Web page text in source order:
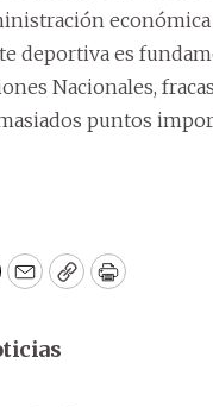
económica
deportiva es
Nacionales,
puntos
EmailCopyPrint